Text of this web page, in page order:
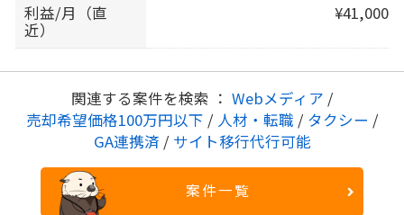
利益/月（直
近）
¥41,000
関連する案件を検索 ： Webメディア /
売却希望価格100万円以下 / 人材・転職 / タクシー /
GA連携済 / サイト移行代行可能
案件一覧